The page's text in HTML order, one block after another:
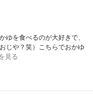
ゆを食べるのが大好きで、
じや？笑）こちらでおかゆ
見る